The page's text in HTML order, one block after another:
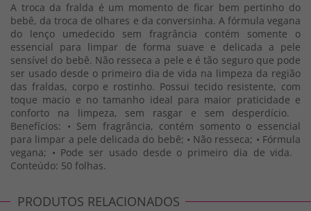
A troca da fralda é um momento de ficar bem pertinho do
bebê, da troca de olhares e da conversinha. A fórmula vegana
do lenço umedecido sem fragrância contém somente o
essencial para limpar de forma suave e delicada a pele
sensível do bebê. Não resseca a pele e é tão seguro que pode
ser usado desde o primeiro dia de vida na limpeza da região
das fraldas, corpo e rostinho. Possui tecido resistente, com
toque macio e no tamanho ideal para maior praticidade e
conforto na limpeza, sem rasgar e sem desperdício.
Benefícios: • Sem fragrância, contém somento o essencial
para limpar a pele delicada do bebê; • Não resseca; • Fórmula
vegana; • Pode ser usado desde o primeiro dia de vida.
Conteúdo: 50 folhas.
PRODUTOS RELACIONADOS